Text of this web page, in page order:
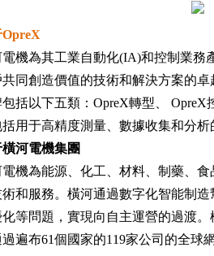
OpreX
機為其工業自動化(IA)和控制業務
同創造價值的技術和解決方案的
括以下五類：OpreX轉型、
用于高精度測量、數據收集和分析
橫河電機集團
機為能源、化工、材料、制藥、
和服務。橫河通過數字化智能制
等問題，實現向自主運營的過渡。
過遍布61個國家的119家公司的全球